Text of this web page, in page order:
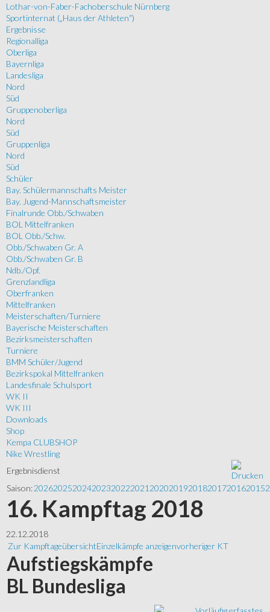
Lothar-von-Faber-Fachoberschule Nürnberg
Sportinternat („Haus der Athleten“)
Ergebnisse
Regionalliga
Oberliga
Bayernliga
Landesliga
Nord
Süd
Gruppenoberliga
Nord
Süd
Gruppenliga
Nord
Süd
Schüler
Bay. Schülermannschafts Meister
Bay. Jugend-Mannschaftsmeister
Finalrunde Obb./Schwaben
BOL Mittelfranken
BOL Obb./Schw.
Obb./Schwaben Gr. A
Obb./Schwaben Gr. B
Ndb./Opf.
Grenzlandliga
Oberfranken
Mittelfranken
Meisterschaften/Turniere
Bayerische Meisterschaften
Bezirksmeisterschaften
Turniere
BMM Schüler/Jugend
Bezirkspokal Mittelfranken
Landesfinale Schulsport
WK II
WK III
Downloads
Shop
Kempa CLUBSHOP
Nike Wrestling
Ergebnisdienst
Saison:202620252024202320222021 202020192018201720162015
16. Kampftag 2018
22.12.2018
Zur KampftageübersichtEinzelkämpfe anzeigenvorheriger KT
Aufstiegskämpfe
BL Bundesliga